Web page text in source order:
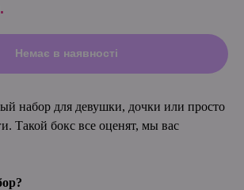
Немає в наявності
набор для девушки, дочки или просто
Такой бокс все оценят, мы вас